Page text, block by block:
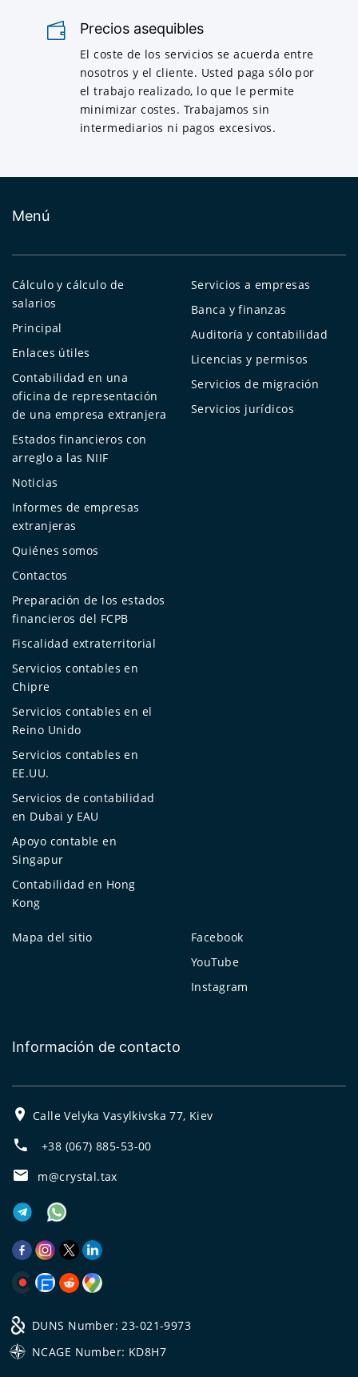
Precios asequibles
El coste de los servicios se acuerda entre
nosotros y el cliente. Usted paga sólo por
el trabajo realizado, lo que le permite
minimizar costes. Trabajamos sin
intermediarios ni pagos excesivos.
Menú
Cálculo y cálculo de
salarios
Principal
Enlaces útiles
Contabilidad en una
oficina de representación
de una empresa extranjera
Estados financieros con
arreglo a las NIIF
Noticias
Informes de empresas
extranjeras
Quiénes somos
Contactos
Preparación de los estados
financieros del FCPB
Fiscalidad extraterritorial
Servicios contables en
Chipre
Servicios contables en el
Reino Unido
Servicios contables en
EE.UU.
Servicios de contabilidad
en Dubai y EAU
Apoyo contable en
Singapur
Contabilidad en Hong
Kong
Servicios a empresas
Banca y finanzas
Auditoría y contabilidad
Licencias y permisos
Servicios de migración
Servicios jurídicos
Mapa del sitio
Facebook
YouTube
Instagram
Información de contacto
Calle Velyka Vasylkivska 77, Kiev
+38 (067) 885-53-00
m@crystal.tax
DUNS Number: 23-021-9973
NCAGE Number: KD8H7